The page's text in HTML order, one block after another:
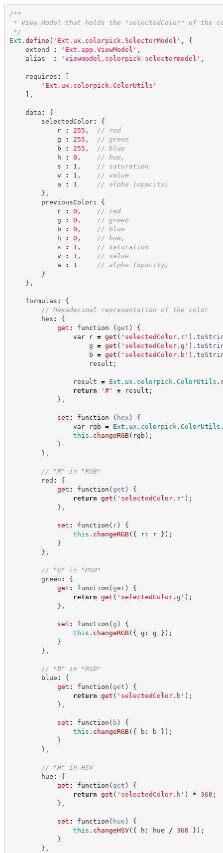
/**
* View Model that holds the "selectedColor" of the
*/
Ext . define ( ' Ext.ux.colorpick.SelectorModel ' ,
{
extend
: ' Ext.app.ViewModel ' ,
alias
: ' viewmodel.colorpick-selectormodel ' ,
requires :
[
' Ext.ux.colorpick.ColorUtils '
] ,
data :
{
selectedColor:
{
r
: 255 , // red
g
: 255 , // green
b
: 255 , // blue
h
: 0 , // hue,
s
: 1 , // saturation
v
: 1 , // value
a
: 1 // alpha (opacity)
} ,
previousColor:
{
r
: 0 , // red
g
: 0 , // green
b
: 0 , // blue
h
: 0 , // hue,
s
: 1 , // saturation
v
: 1 , // value
a
: 1 // alpha (opacity)
}
} ,
formulas :
{
// Hexadecimal representation of the color
hex :
{
get : function (get )
{
var r = get ( ' selectedColor.r' ) .
g = get ( ' selectedColor.g ' ) .
b = get ( ' selectedColor.b ' ) .
result ;
result = Ext . ux . colorpick . ColorUtils .
return
' #' + result ;
} ,
set : function ( hex )
{
var rgb = Ext . ux . colorpick . ColorUtils
this . changeRGB( rgb ) ;
}
} ,
// "R" in "RGB"
red :
{
get : function (get )
{
return get ( ' selectedColor.r' ) ;
} ,
set : function ( r)
{
this . changeRGB( { r: r } ) ;
}
} ,
// "G" in "RGB"
green :
{
get : function (get )
{
return get ( ' selectedColor.g ' ) ;
} ,
set : function (g )
{
this . changeRGB( { g : g } ) ;
}
} ,
// "B" in "RGB"
blue :
{
get : function (get )
{
return get ( ' selectedColor.b ' ) ;
} ,
set : function ( b )
{
this . changeRGB( { b : b } ) ;
}
} ,
// "H" in HSV
hue :
{
get : function (get )
{
return get ( ' selectedColor.h ' ) * 360 ;
} ,
set : function ( hue )
{
this . changeHSV( { h : hue / 360 } ) ;
}
} ,